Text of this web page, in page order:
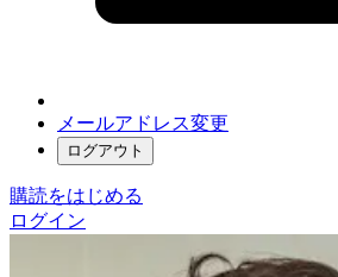
メールアドレス変更
ログアウト
購読をはじめる
ログイン